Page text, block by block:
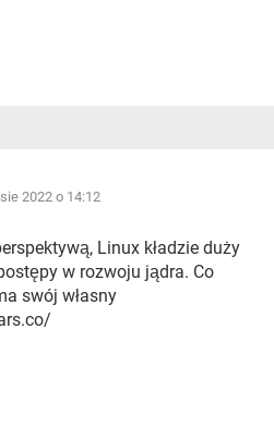
2022 o 14:12
Linux kładzie duży
w rozwoju jądra. Co
swój własny